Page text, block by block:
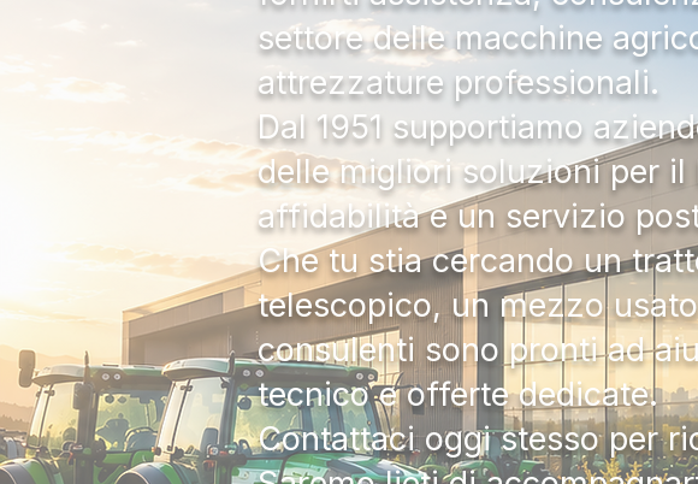
settore delle macchine
attrezzature professionali.
Dal 1951 supportiamo
delle migliori soluzioni per
affidabilità e un servizio
Che tu stia cercando un
telescopico, un mezzo
consulenti sono pronti ad
tecnico e offerte dedicate.
Contattaci oggi stesso per